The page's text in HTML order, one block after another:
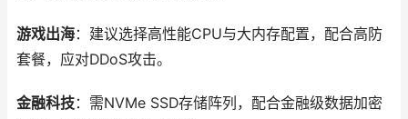
游戏出海：建议选择高性能CPU与大内存配置，配合高防
套餐，应对DDoS攻击。
金融科技：需NVMe SSD存储阵列，配合金融级数据加密